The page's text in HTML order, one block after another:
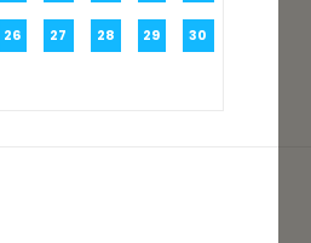
26 27 28 29 30